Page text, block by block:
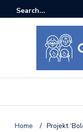
Home / Projekt